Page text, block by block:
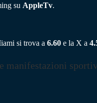
su AppleTv.
si trova a 6.60 e la X a
manifestazioni